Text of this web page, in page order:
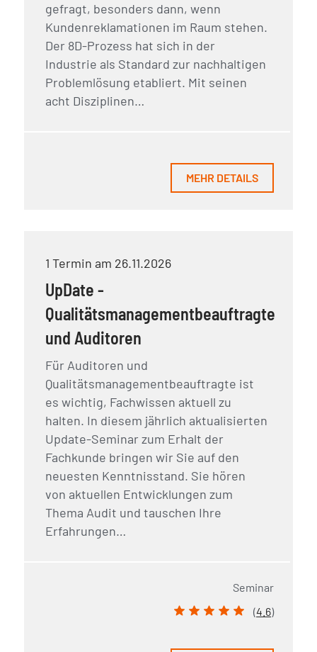
gefragt, besonders dann, wenn
Kundenreklamationen im Raum stehen.
Der 8D-Prozess hat sich in der
Industrie als Standard zur nachhaltigen
Problemlösung etabliert. Mit seinen
acht Disziplinen…
MEHR DETAILS
1 Termin am 26.11.2026
UpDate -
Qualitätsmanagementbeauftragte
und Auditoren
Für Auditoren und
Qualitätsmanagementbeauftragte ist
es wichtig, Fachwissen aktuell zu
halten. In diesem jährlich aktualisierten
Update-Seminar zum Erhalt der
Fachkunde bringen wir Sie auf den
neuesten Kenntnisstand. Sie hören
von aktuellen Entwicklungen zum
Thema Audit und tauschen Ihre
Erfahrungen…
Seminar
(4.6)